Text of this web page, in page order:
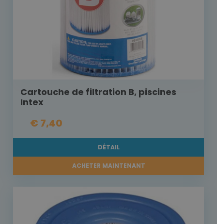
Cartouche de filtration B, piscines
Intex
€ 7,40
DÉTAIL
ACHETER MAINTENANT